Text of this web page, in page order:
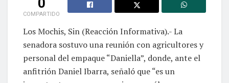
0
Los Mochis, Sin (Reacción Informativa).- La
senadora sostuvo una reunión con agricultores y
personal del empaque “Daniella”, donde, ante el
anfitrión Daniel Ibarra, señaló que “es un